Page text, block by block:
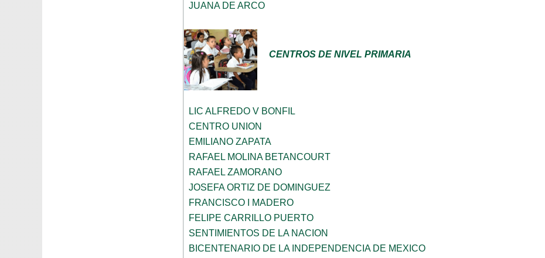
JUANA DE ARCO
CENTROS DE NIVEL PRIMARIA
LIC ALFREDO V BONFIL
CENTRO UNION
EMILIANO ZAPATA
RAFAEL MOLINA BETANCOURT
RAFAEL ZAMORANO
JOSEFA ORTIZ DE DOMINGUEZ
FRANCISCO I MADERO
FELIPE CARRILLO PUERTO
SENTIMIENTOS DE LA NACION
BICENTENARIO DE LA INDEPENDENCIA DE MEXICO